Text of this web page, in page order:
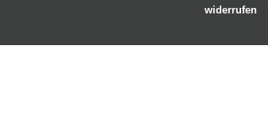
widerrufen